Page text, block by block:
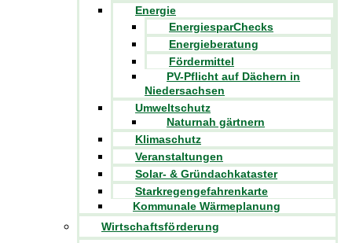
Energie
EnergiesparChecks
Energieberatung
Fördermittel
PV-Pflicht auf Dächern in
Niedersachsen
Umweltschutz
Naturnah gärtnern
Klimaschutz
Veranstaltungen
Solar- & Gründachkataster
Starkregengefahrenkarte
Kommunale Wärmeplanung
Wirtschaftsförderung